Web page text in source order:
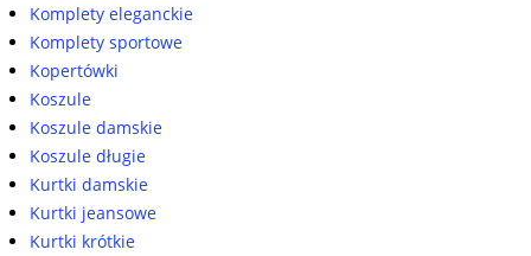
Komplety eleganckie
Komplety sportowe
Kopertówki
Koszule
Koszule damskie
Koszule długie
Kurtki damskie
Kurtki jeansowe
Kurtki krótkie